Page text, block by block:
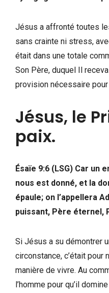
Jésus a affronté toutes
sans crainte ni stress,
était dans une totale
Son Père, duquel Il
provision nécessaire pour
Jésus, le
paix.
Ésaïe 9:6 (LSG) Car un
nous est donné, et la
épaule; on l’appellera
puissant, Père éternel,
Si Jésus a su démontrer
circonstance, c’était pour
manière de vivre. Au
l’homme pour qu’il